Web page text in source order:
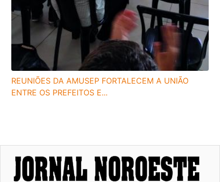
REUNIÕES DA AMUSEP FORTALECEM A UNIÃO
ENTRE OS PREFEITOS E...